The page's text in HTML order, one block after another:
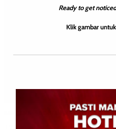
BERITA TOP HIBURAN
Ready to get
Klik gambar